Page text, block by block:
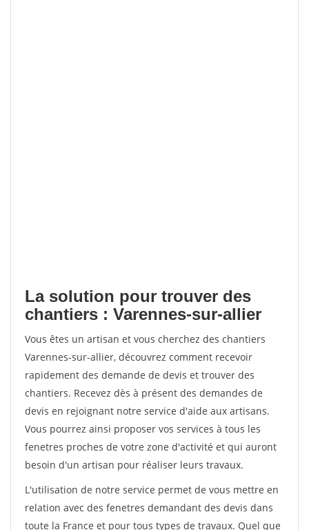
La solution pour trouver des
chantiers : Varennes-sur-allier
Vous êtes un artisan et vous cherchez des chantiers
Varennes-sur-allier, découvrez comment recevoir
rapidement des demande de devis et trouver des
chantiers. Recevez dès à présent des demandes de
devis en rejoignant notre service d'aide aux artisans.
Vous pourrez ainsi proposer vos services à tous les
fenetres proches de votre zone d'activité et qui auront
besoin d'un artisan pour réaliser leurs travaux.
L'utilisation de notre service permet de vous mettre en
relation avec des fenetres demandant des devis dans
toute la France et pour tous types de travaux. Quel que